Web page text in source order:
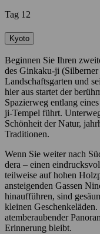
Tag 12
Kyoto
Beginnen Sie Ihren
des Ginkaku-ji
Landschaftsgarten und
hier aus startet der
Spazierweg entlang
ji-Tempel führt.
Schönheit der Natur,
Traditionen.
Wenn Sie weiter nach
dera – einen
teilweise auf hohen
ansteigenden Gassen
hinaufführen, sind
kleinen
atemberaubender
Erinnerung bleibt.